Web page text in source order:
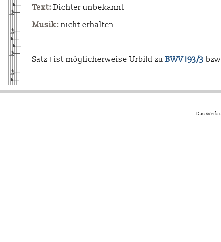
Text: Dichter unbekannt
Musik: nicht erhalten
Satz 1 ist möglicherweise Urbild zu BWV 193/3
Das Werk